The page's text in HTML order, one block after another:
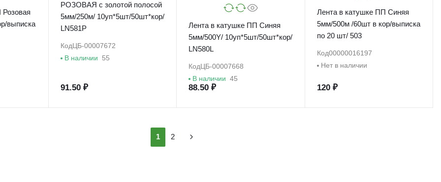
РОЗОВАЯ с золотой полосой
5мм/250м/ 10уп*5шт/50шт*кор/
LN581P
КодЦБ-00007672
В наличии
55
91.50 ₽
Лента в катушке ПП Синяя
5мм/500Y/ 10уп*5шт/50шт*кор/
LN580L
КодЦБ-00007668
В наличии 45
88.50 ₽
Лента в катушке ПП Синяя
5мм/500м /60шт в кор/выписка
по 20 шт/ 503
Код00000016197
Нет в наличии
120 ₽
1 2